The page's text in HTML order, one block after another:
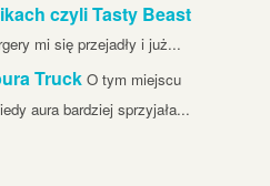
czyli Tasty Beast
mi się przejadły i już...
Truck O tym miejscu
aura bardziej sprzyjała...